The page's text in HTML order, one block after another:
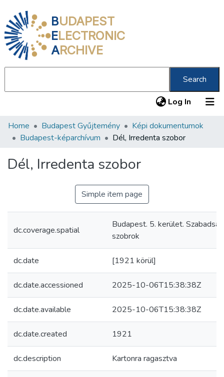
BUDAPEST
ELECTRONIC
ARCHIVE
Search
Log In (current)
Communities & Collections
Statistics
Home Budapest Gyűjtemény
Képi dokumentumok
Budapest-képarchívum
Dél, Irredenta szobor
Dél, Irredenta szobor
Simple item page
dc.coverage.spatial
Budapest. 5. kerület.
szobrok
dc.date [1921 körül]
dc.date.accessioned 2025-10-06T15:38:38Z
dc.date.available 2025-10-06T15:38:38Z
dc.date.created 1921
dc.description Kartonra ragasztva